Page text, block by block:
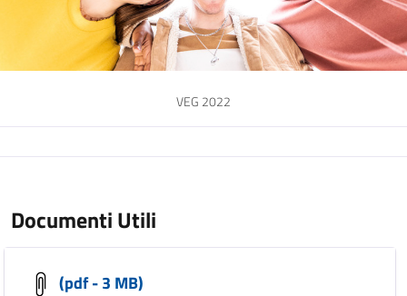
VEG 2022
Documenti Utili
(pdf - 3 MB)